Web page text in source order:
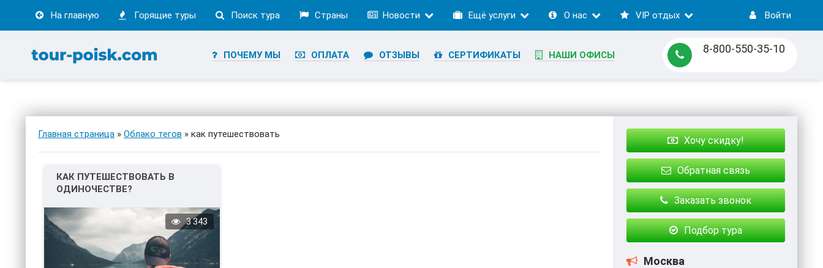
На главную Горящие туры Поиск тура Страны Новости Ещё услуги О нас VIP отдых Войти
ПОЧЕМУ МЫ ОПЛАТА ОТЗЫВЫ СЕРТИФИКАТЫ НАШИ ОФИСЫ 8-800-550-35-10
Главная страница » Облако тегов » как путешествовать
КАК ПУТЕШЕСТВОВАТЬ В
ОДИНОЧЕСТВЕ?
3 343
Хочу скидку!
Обратная связь
Заказать звонок
Подбор тура
Москва